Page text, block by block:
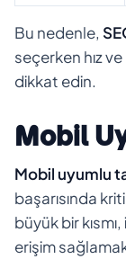
Bu nedenle,
seçerken hız
dikkat edin.
Mobil
Mobil uyumlu
başarısında
büyük bir
erişim